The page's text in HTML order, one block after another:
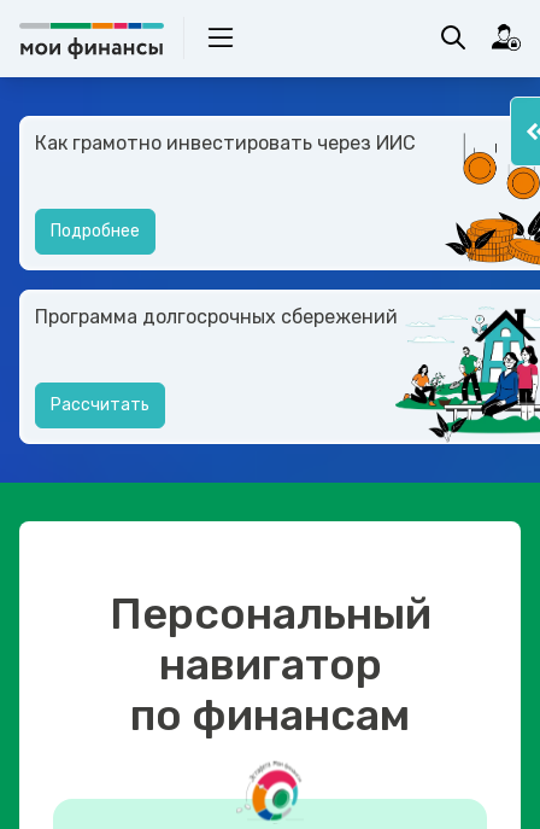
Как грамотно инвестировать через ИИС
Подробнее
Программа долгосрочных сбережений
Рассчитать
Персональный
навигатор
по финансам